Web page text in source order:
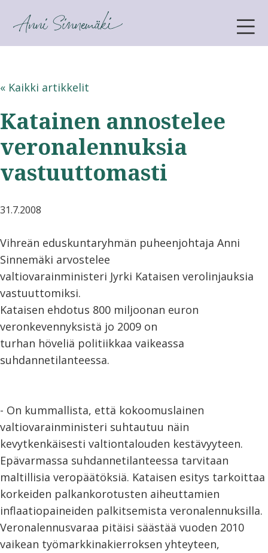
ANNI SINNEMÄKI
« Kaikki artikkelit
Katainen annostelee
veronalennuksia
vastuuttomasti
31.7.2008
Vihreän eduskuntaryhmän puheenjohtaja Anni
Sinnemäki arvostelee
valtiovarainministeri Jyrki Kataisen verolinjauksia
vastuuttomiksi.
Kataisen ehdotus 800 miljoonan euron
veronkevennyksistä jo 2009 on
turhan höveliä politiikkaa vaikeassa
suhdannetilanteessa.
- On kummallista, että kokoomuslainen
valtiovarainministeri suhtautuu näin
kevytkenkäisesti valtiontalouden kestävyyteen.
Epävarmassa suhdannetilanteessa tarvitaan
maltillisia veropäätöksiä. Kataisen esitys tarkoittaa
korkeiden palkankorotusten aiheuttamien
inflaatiopaineiden palkitsemista veronalennuksilla.
Veronalennusvaraa pitäisi säästää vuoden 2010
vaikean työmarkkinakierroksen yhteyteen,